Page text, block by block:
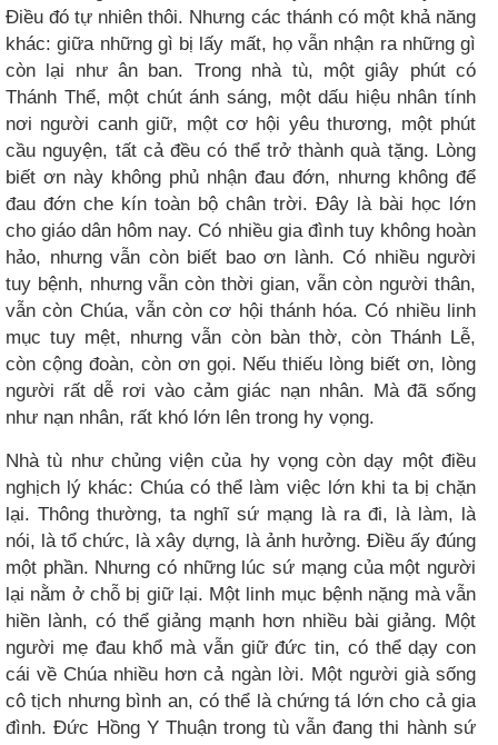
Điều đó tự nhiên thôi. Nhưng các thánh có một khả năng
khác: giữa những gì bị lấy mất, họ vẫn nhận ra những gì
còn lại như ân ban. Trong nhà tù, một giây phút có
Thánh Thể, một chút ánh sáng, một dấu hiệu nhân tính
nơi người canh giữ, một cơ hội yêu thương, một phút
cầu nguyện, tất cả đều có thể trở thành quà tặng. Lòng
biết ơn này không phủ nhận đau đớn, nhưng không để
đau đớn che kín toàn bộ chân trời. Đây là bài học lớn
cho giáo dân hôm nay. Có nhiều gia đình tuy không hoàn
hảo, nhưng vẫn còn biết bao ơn lành. Có nhiều người
tuy bệnh, nhưng vẫn còn thời gian, vẫn còn người thân,
vẫn còn Chúa, vẫn còn cơ hội thánh hóa. Có nhiều linh
mục tuy mệt, nhưng vẫn còn bàn thờ, còn Thánh Lễ,
còn cộng đoàn, còn ơn gọi. Nếu thiếu lòng biết ơn, lòng
người rất dễ rơi vào cảm giác nạn nhân. Mà đã sống
như nạn nhân, rất khó lớn lên trong hy vọng.
Nhà tù như chủng viện của hy vọng còn dạy một điều
nghịch lý khác: Chúa có thể làm việc lớn khi ta bị chặn
lại. Thông thường, ta nghĩ sứ mạng là ra đi, là làm, là
nói, là tổ chức, là xây dựng, là ảnh hưởng. Điều ấy đúng
một phần. Nhưng có những lúc sứ mạng của một người
lại nằm ở chỗ bị giữ lại. Một linh mục bệnh nặng mà vẫn
hiền lành, có thể giảng mạnh hơn nhiều bài giảng. Một
người mẹ đau khổ mà vẫn giữ đức tin, có thể dạy con
cái về Chúa nhiều hơn cả ngàn lời. Một người già sống
cô tịch nhưng bình an, có thể là chứng tá lớn cho cả gia
đình. Đức Hồng Y Thuận trong tù vẫn đang thi hành sứ